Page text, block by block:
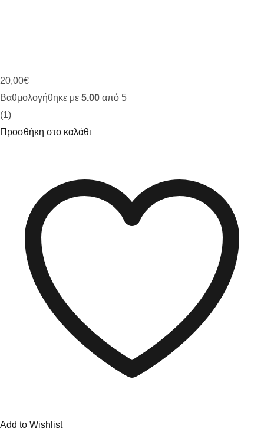
20,00€
Βαθμολογήθηκε με 5.00 από 5
(1)
Προσθήκη στο καλάθι
Add to Wishlist